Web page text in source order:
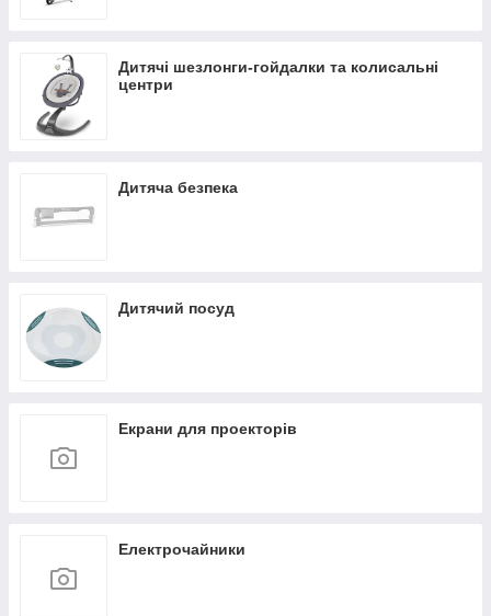
Дитячі шезлонги-гойдалки та колисальні
центри
Дитяча безпека
Дитячий посуд
Екрани для проекторів
Електрочайники